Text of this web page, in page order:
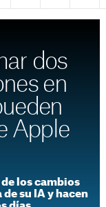
dos
en
Apple
los cambios
su IA y hacen